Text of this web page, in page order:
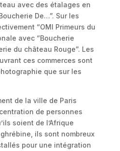
avec des étalages en
De…”. Sur les
“OMI Primeurs du
avec “Boucherie
du château Rouge”. Les
ces commerces sont
que sur les
de la ville de Paris
de personnes
soient de l’Afrique
ils sont nombreux
pour une intégration